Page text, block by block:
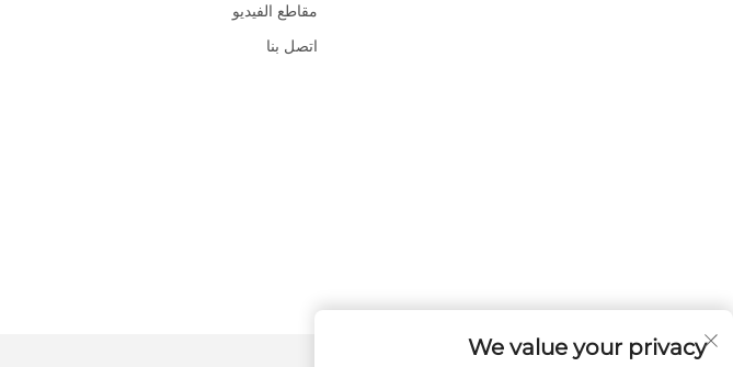
مقاطع الفيديو
اتصل بنا
We value your privacy